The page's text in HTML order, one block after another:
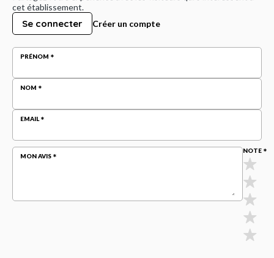
cet établissement.
Se connecter Créer un compte
PRÉNOM
NOM
EMAIL
MON AVIS
NOTE